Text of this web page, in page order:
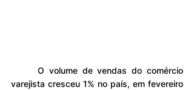
varejista cresceu 1% no país, em fevereiro